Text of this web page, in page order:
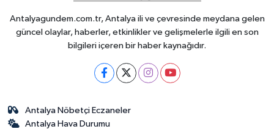
Antalyagundem.com.tr, Antalya ili ve çevresinde meydana gelen
güncel olaylar, haberler, etkinlikler ve gelişmelerle ilgili en son
bilgileri içeren bir haber kaynağıdır.
Antalya Nöbetçi Eczaneler
Antalya Hava Durumu